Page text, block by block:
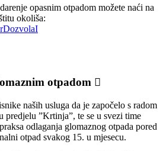
opasnim otpadom možete naći na
okoliša:
otpadom 
naših usluga da je započelo s radom
predjelu ”Krtinja”, te se u svezi time
odlaganja glomaznog otpada pored
otpad svakog 15. u mjesecu.